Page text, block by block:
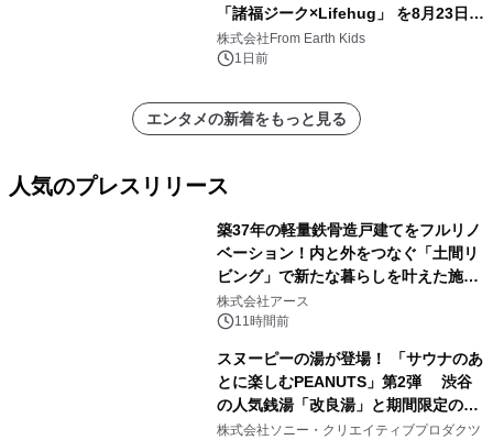
「諸福ジーク×Lifehug」 を8月23日
(日)開催
株式会社From Earth Kids
1日前
エンタメの新着をもっと見る
人気のプレスリリース
築37年の軽量鉄骨造戸建てをフルリノ
ベーション！内と外をつなぐ「土間リ
ビング」で新たな暮らしを叶えた施工
事例を株式会社アースが公開
株式会社アース
11時間前
スヌーピーの湯が登場！ 「サウナのあ
とに楽しむPEANUTS」第2弾 渋谷
の人気銭湯「改良湯」と期間限定のコ
ラボレーション サウナイキタイコラ
株式会社ソニー・クリエイティブプロダクツ